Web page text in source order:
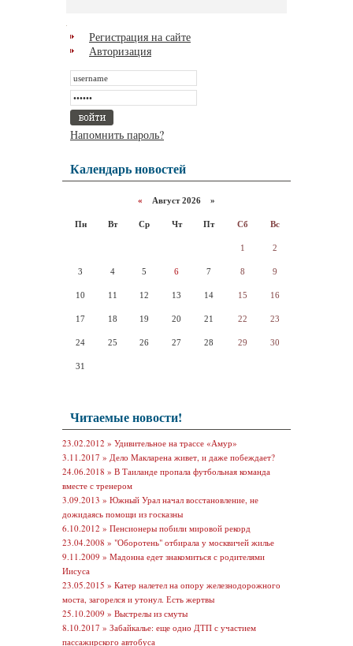
Регистрация на сайте
Авторизация
Напомнить пароль?
Календарь новостей
« Август 2026 »
Пн Вт Ср Чт Пт Сб Вс
1 2
3 4 5 6 7 8 9
10 11 12 13 14 15 16
17 18 19 20 21 22 23
24 25 26 27 28 29 30
31
Читаемые новости!
23.02.2012 » Удивительное на трассе «Амур»
3.11.2017 » Дело Макларена живет, и даже побеждает?
24.06.2018 » В Таиланде пропала футбольная команда
вместе с тренером
3.09.2013 » Южный Урал начал восстановление, не
дожидаясь помощи из госказны
6.10.2012 » Пенсионеры побили мировой рекорд
23.04.2008 » "Оборотень" отбирала у москвичей жилье
9.11.2009 » Мадонна едет знакомиться с родителями
Иисуса
23.05.2015 » Катер налетел на опору железнодорожного
моста, загорелся и утонул. Есть жертвы
25.10.2009 » Выстрелы из смуты
8.10.2017 » Забайкалье: еще одно ДТП с участием
пассажирского автобуса